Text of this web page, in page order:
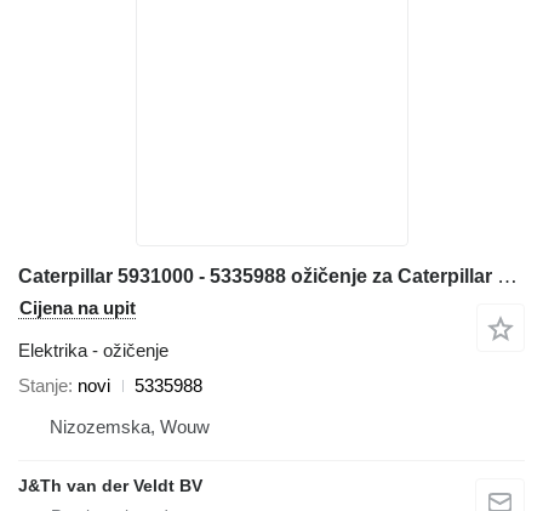
Caterpillar 5931000 - 5335988 ožičenje za Caterpillar 980 982 980XE 982XE prednjeg utovarivača
Cijena na upit
Elektrika - ožičenje
Stanje novi
5335988
Nizozemska, Wouw
J&Th van der Veldt BV